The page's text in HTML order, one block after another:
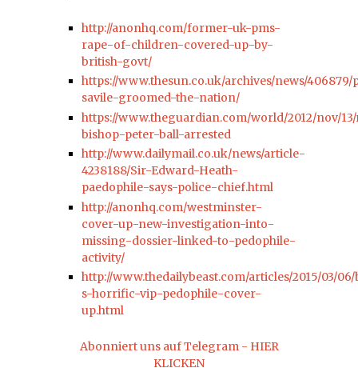
http://anonhq.com/former-uk-pms-
rape-of-children-covered-up-by-
british-govt/
https://www.thesun.co.uk/archives/news/
savile-groomed-the-nation/
https://www.theguardian.com/world/2012/nov/
bishop-peter-ball-arrested
http://www.dailymail.co.uk/news/article-
4238188/Sir-Edward-Heath-
paedophile-says-police-chief.html
http://anonhq.com/westminster-
cover-up-new-investigation-into-
missing-dossier-linked-to-pedophile-
activity/
http://www.thedailybeast.com/articles/2015/03/
s-horrific-vip-pedophile-cover-
up.html
Abonniert uns auf Telegram - HIER
KLICKEN